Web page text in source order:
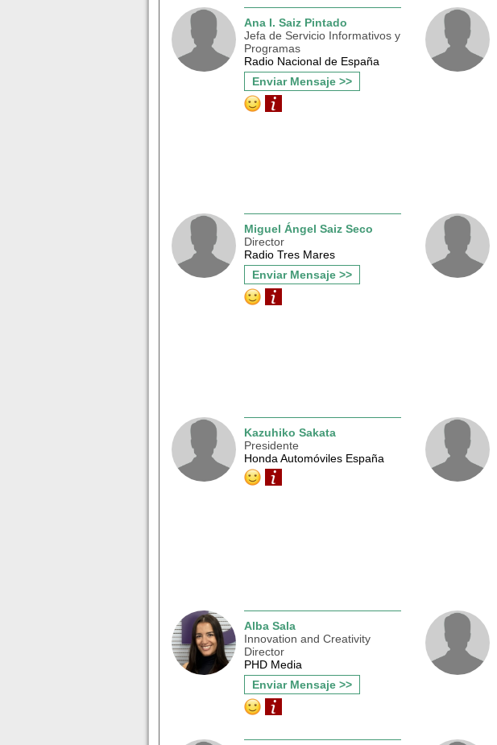
Ana I. Saiz Pintado
Jefa de Servicio Informativos y
Programas
Radio Nacional de España
Enviar Mensaje >>
Miguel Ángel Saiz Seco
Director
Radio Tres Mares
Enviar Mensaje >>
Kazuhiko Sakata
Presidente
Honda Automóviles España
Alba Sala
Innovation and Creativity
Director
PHD Media
Enviar Mensaje >>